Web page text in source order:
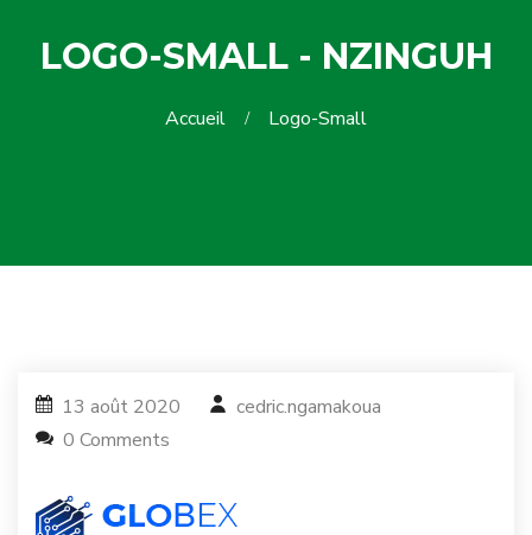
LOGO-SMALL - NZINGUH
Accueil Logo-Small
13 août 2020
cedric.ngamakoua
0 Comments